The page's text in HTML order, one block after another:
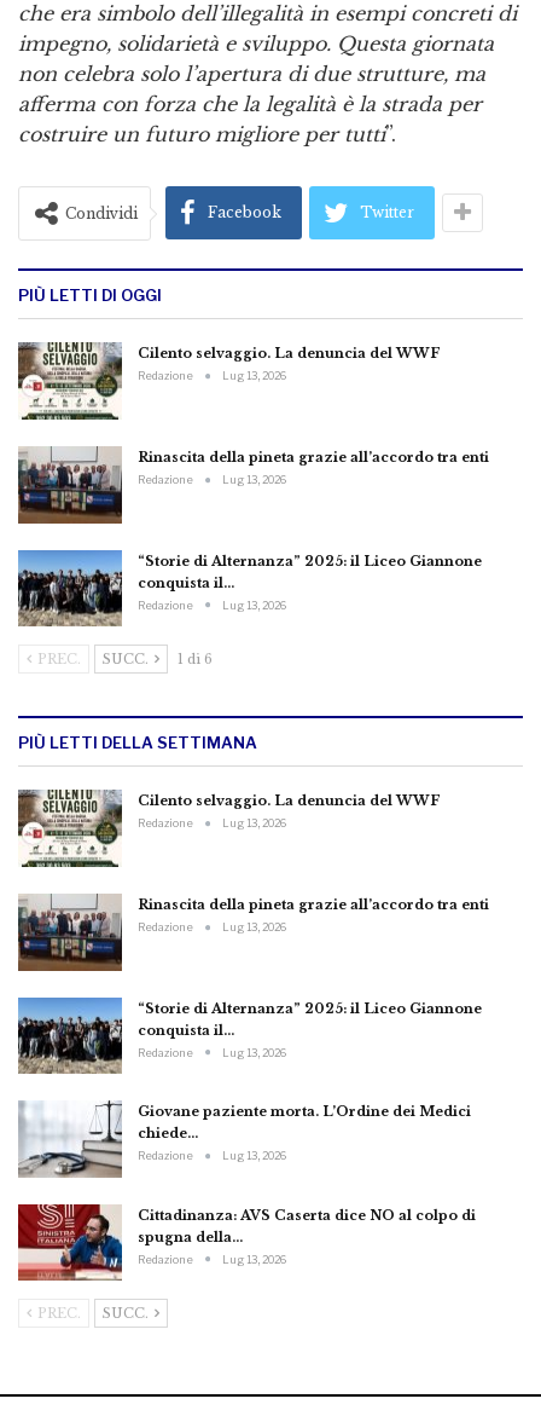
che era simbolo dell’illegalità in esempi concreti di
impegno, solidarietà e sviluppo. Questa giornata
non celebra solo l’apertura di due strutture, ma
afferma con forza che la legalità è la strada per
costruire un futuro migliore per tutti”.
Condividi Facebook Twitter
PIÙ LETTI DI OGGI
Cilento selvaggio. La denuncia del WWF
Redazione Lug 13, 2026
Rinascita della pineta grazie all’accordo tra enti
Redazione Lug 13, 2026
“Storie di Alternanza” 2025: il Liceo Giannone
conquista il…
Redazione Lug 13, 2026
PREC. SUCC. 1 di 6
PIÙ LETTI DELLA SETTIMANA
Cilento selvaggio. La denuncia del WWF
Redazione Lug 13, 2026
Rinascita della pineta grazie all’accordo tra enti
Redazione Lug 13, 2026
“Storie di Alternanza” 2025: il Liceo Giannone
conquista il…
Redazione Lug 13, 2026
Giovane paziente morta. L’Ordine dei Medici
chiede…
Redazione Lug 13, 2026
Cittadinanza: AVS Caserta dice NO al colpo di
spugna della…
Redazione Lug 13, 2026
PREC. SUCC.